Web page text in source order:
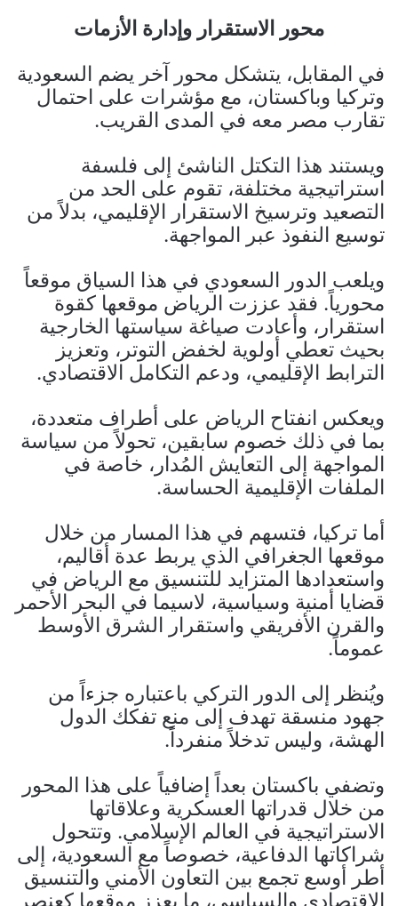
محور الاستقرار وإدارة الأزمات
في المقابل، يتشكل محور آخر يضم السعودية
وتركيا وباكستان، مع مؤشرات على احتمال
تقارب مصر معه في المدى القريب.
ويستند هذا التكتل الناشئ إلى فلسفة
استراتيجية مختلفة، تقوم على الحد من
التصعيد وترسيخ الاستقرار الإقليمي، بدلاً من
توسيع النفوذ عبر المواجهة.
ويلعب الدور السعودي في هذا السياق موقعاً
محورياً. فقد عززت الرياض موقعها كقوة
استقرار، وأعادت صياغة سياستها الخارجية
بحيث تعطي أولوية لخفض التوتر، وتعزيز
الترابط الإقليمي، ودعم التكامل الاقتصادي.
ويعكس انفتاح الرياض على أطراف متعددة،
بما في ذلك خصوم سابقين، تحولاً من سياسة
المواجهة إلى التعايش المُدار، خاصة في
الملفات الإقليمية الحساسة.
أما تركيا، فتسهم في هذا المسار من خلال
موقعها الجغرافي الذي يربط عدة أقاليم،
واستعدادها المتزايد للتنسيق مع الرياض في
قضايا أمنية وسياسية، لاسيما في البحر الأحمر
والقرن الأفريقي واستقرار الشرق الأوسط
عموماً.
ويُنظر إلى الدور التركي باعتباره جزءاً من
جهود منسقة تهدف إلى منع تفكك الدول
الهشة، وليس تدخلاً منفرداً.
وتضفي باكستان بعداً إضافياً على هذا المحور
من خلال قدراتها العسكرية وعلاقاتها
الاستراتيجية في العالم الإسلامي. وتتحول
شراكاتها الدفاعية، خصوصاً مع السعودية، إلى
أطر أوسع تجمع بين التعاون الأمني والتنسيق
الاقتصادي والسياسي، ما يعزز موقعها كعنصر